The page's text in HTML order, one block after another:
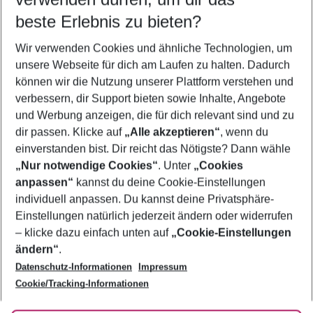
5-8 Nächte
2 Erwachsene Keine Kinder
Mehr Filter anzeigen
Footer
Footer navigation
Über uns
AGB
Bestpreisgarantie
Cookie-Einstellungen ändern
Cookie-Richtlinie
Agenturbetreuung
Barrierefreies Reisen
Folge uns
beste Erlebnis zu bieten?
Wir verwenden Cookies und ähnliche Technologien, um
unsere Webseite für dich am Laufen zu halten. Dadurch
können wir die Nutzung unserer Plattform verstehen und
verbessern, dir Support bieten sowie Inhalte, Angebote
und Werbung anzeigen, die für dich relevant sind und zu
dir passen. Klicke auf „Alle akzeptieren“, wenn du
einverstanden bist. Dir reicht das Nötigste? Dann wähle
„Nur notwendige Cookies“. Unter „Cookies
anpassen“ kannst du deine Cookie-Einstellungen
individuell anpassen. Du kannst deine Privatsphäre-
Einstellungen natürlich jederzeit ändern oder widerrufen
– klicke dazu einfach unten auf „Cookie-Einstellungen
ändern“.
Datenschutz-Informationen
Impressum
Cookie/Tracking-Informationen